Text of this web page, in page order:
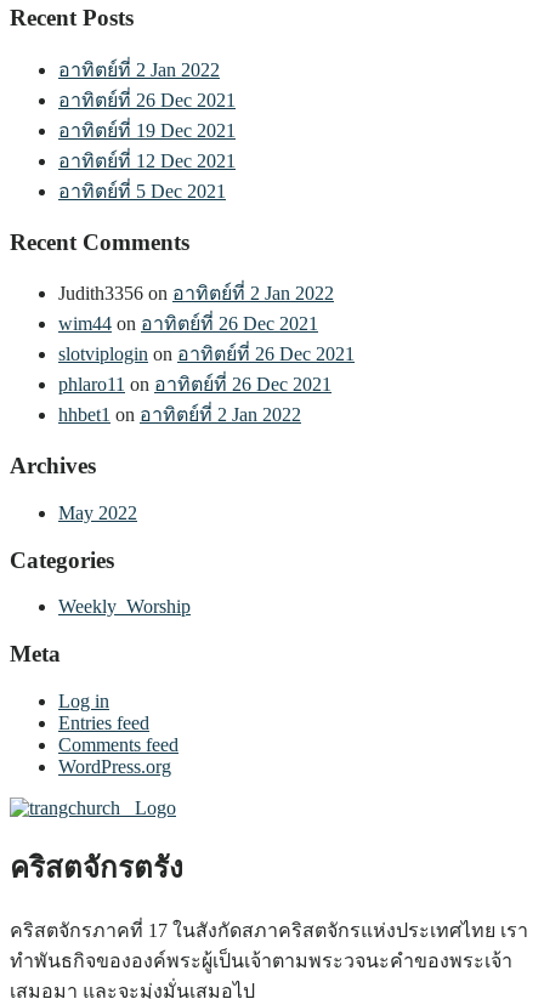
Recent Posts
อาทิตย์ที่ 2 Jan 2022
อาทิตย์ที่ 26 Dec 2021
อาทิตย์ที่ 19 Dec 2021
อาทิตย์ที่ 12 Dec 2021
อาทิตย์ที่ 5 Dec 2021
Recent Comments
Judith3356 on อาทิตย์ที่ 2 Jan 2022
wim44 on อาทิตย์ที่ 26 Dec 2021
slotviplogin on อาทิตย์ที่ 26 Dec 2021
phlaro11 on อาทิตย์ที่ 26 Dec 2021
hhbet1 on อาทิตย์ที่ 2 Jan 2022
Archives
May 2022
Categories
Weekly_Worship
Meta
Log in
Entries feed
Comments feed
WordPress.org
คริสตจักรตรัง
คริสตจักรภาคที่ 17 ในสังกัดสภาคริสตจักรแห่งประเทศไทย เรา
ทำพันธกิจขององค์พระผู้เป็นเจ้าตามพระวจนะคำของพระเจ้า
เสมอมา และจะมุ่งมั่นเสมอไป